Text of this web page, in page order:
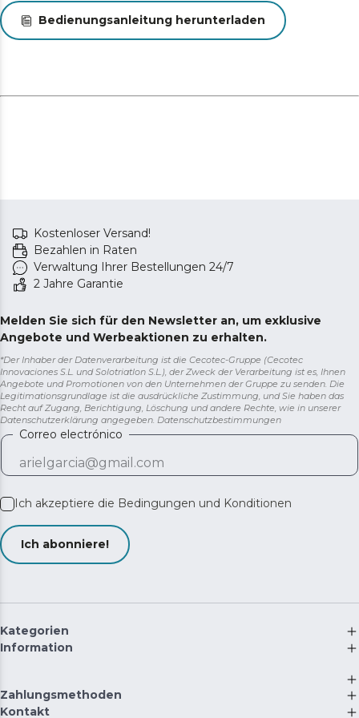
Funktionen des Kühlschranks, ohne die Tür zu öffnen.
So bleibt die Kälte im Innenraum erhalten und eine
effizientere Lagerung wird gewährleistet.
während Ihrer Abwesenheit effizient zu betreiben,
Bedienungsanleitung herunterladen
Kostenloser Versand!
Bezahlen in Raten
Verwaltung Ihrer Bestellungen 24/7
2 Jahre Garantie
Melden Sie sich für den Newsletter an, um exklusive
Angebote und Werbeaktionen zu erhalten.
*Der Inhaber der Datenverarbeitung ist die Cecotec-Gruppe (Cecotec
Innovaciones S.L. und Solotriatlon S.L.), der Zweck der Verarbeitung ist es, Ihnen
Angebote und Promotionen von den Unternehmen der Gruppe zu senden. Die
Legitimationsgrundlage ist die ausdrückliche Zustimmung, und Sie haben das
Recht auf Zugang, Berichtigung, Löschung und andere Rechte, wie in unserer
Datenschutzerklärung angegeben. Datenschutzbestimmungen
Correo electrónico
Ich akzeptiere die Bedingungen und Konditionen
Ich abonniere!
Kategorien
Information
Zahlungsmethoden
Kontakt